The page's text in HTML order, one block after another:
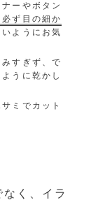
ーやボタン
ず目の細か
ようにお気
すぎず、で
うに乾かし
ミでカット
く、イラ